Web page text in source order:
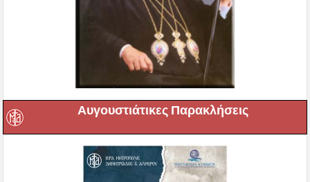
Αυγουστιάτικες Παρακλήσεις